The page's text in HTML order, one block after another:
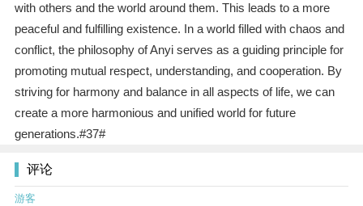
with others and the world around them. This leads to a more
peaceful and fulfilling existence. In a world filled with chaos and
conflict, the philosophy of Anyi serves as a guiding principle for
promoting mutual respect, understanding, and cooperation. By
striving for harmony and balance in all aspects of life, we can
create a more harmonious and unified world for future
generations.#37#
评论
游客